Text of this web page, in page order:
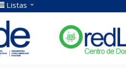
Listas